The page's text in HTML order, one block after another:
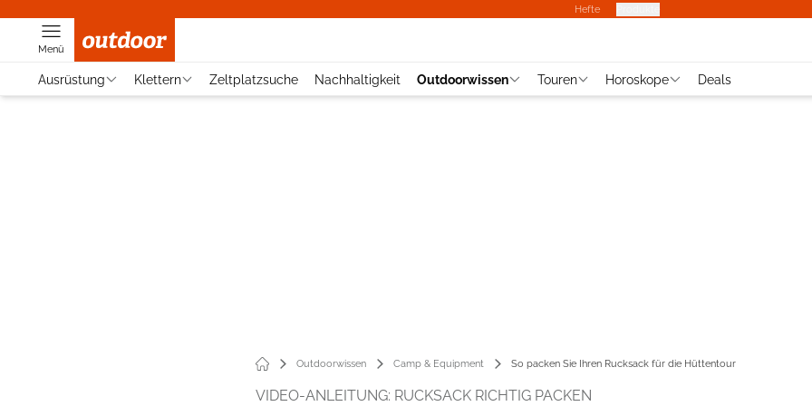
Hefte
Menü
Ausrüstung Klettern Zeltplatzsuche Nachhaltigkeit Outdoorwissen Touren Horoskope Deals
Outdoorwissen Camp & Equipment So packen Sie Ihren Rucksack für die Hüttentour
VIDEO-ANLEITUNG: RUCKSACK RICHTIG PACKEN